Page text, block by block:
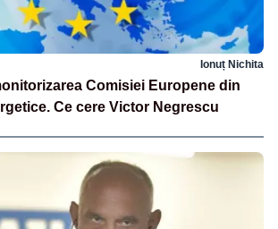
Ionuț Nichita
Comisiei Europene din
Ce cere Victor Negrescu